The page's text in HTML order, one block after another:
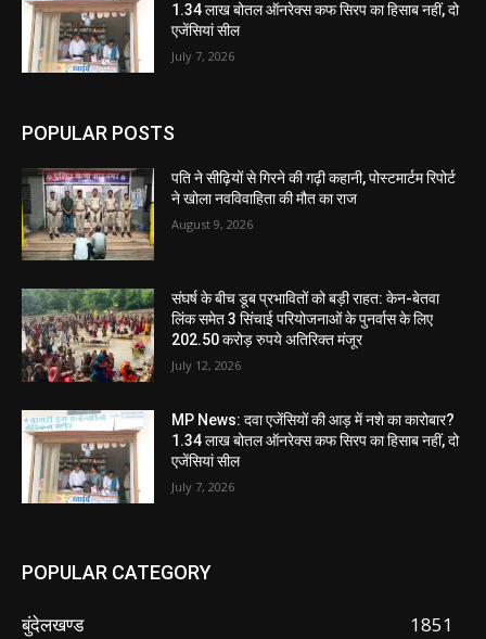
1.34 लाख बोतल ऑनरेक्स कफ सिरप का हिसाब नहीं, दो
एजेंसियां सील
July 7, 2026
POPULAR POSTS
पति ने सीढ़ियों से गिरने की गढ़ी कहानी, पोस्टमार्टम रिपोर्ट
ने खोला नवविवाहिता की मौत का राज
August 9, 2026
संघर्ष के बीच डूब प्रभावितों को बड़ी राहत: केन-बेतवा
लिंक समेत 3 सिंचाई परियोजनाओं के पुनर्वास के लिए
202.50 करोड़ रुपये अतिरिक्त मंजूर
July 12, 2026
MP News: दवा एजेंसियों की आड़ में नशे का कारोबार?
1.34 लाख बोतल ऑनरेक्स कफ सिरप का हिसाब नहीं, दो
एजेंसियां सील
July 7, 2026
POPULAR CATEGORY
बुंदेलखण्ड
1851